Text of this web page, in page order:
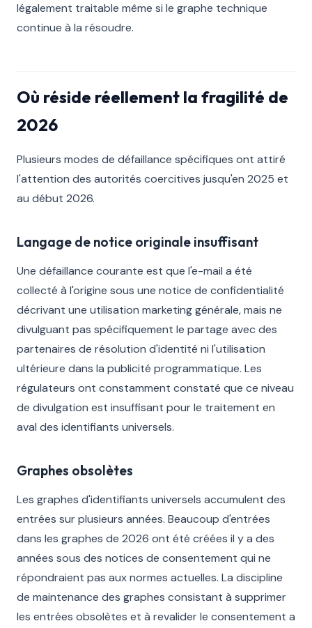
légalement traitable même si le graphe technique
continue à la résoudre.
Où réside réellement la fragilité de
2026
Plusieurs modes de défaillance spécifiques ont attiré
l'attention des autorités coercitives jusqu'en 2025 et
au début 2026.
Langage de notice originale insuffisant
Une défaillance courante est que l'e-mail a été
collecté à l'origine sous une notice de confidentialité
décrivant une utilisation marketing générale, mais ne
divulguant pas spécifiquement le partage avec des
partenaires de résolution d'identité ni l'utilisation
ultérieure dans la publicité programmatique. Les
régulateurs ont constamment constaté que ce niveau
de divulgation est insuffisant pour le traitement en
aval des identifiants universels.
Graphes obsolètes
Les graphes d'identifiants universels accumulent des
entrées sur plusieurs années. Beaucoup d'entrées
dans les graphes de 2026 ont été créées il y a des
années sous des notices de consentement qui ne
répondraient pas aux normes actuelles. La discipline
de maintenance des graphes consistant à supprimer
les entrées obsolètes et à revalider le consentement a